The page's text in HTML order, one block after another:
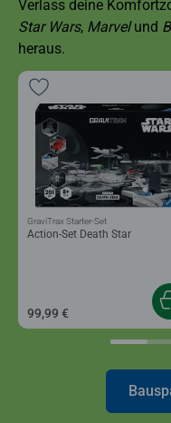
Verlass deine
Star Wars, Marvelund
heraus.
Action-Set Death Star
GraviTrax Starter-Set
99,99 €